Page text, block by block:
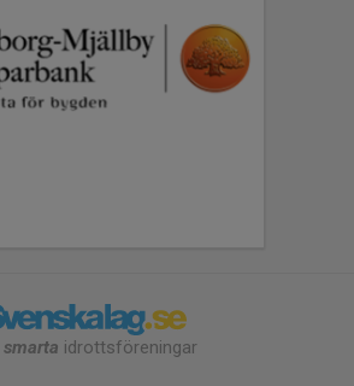
smarta idrottsföreningar